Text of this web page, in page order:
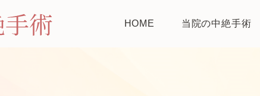
HOME 当院の中絶手術